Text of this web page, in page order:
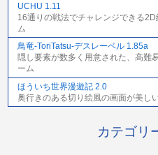
UCHU 1.11
16通りの戦法でチャレンジできる
ム
鳥竜-ToriTatsu-デスレーベル 1.85a
隠し要素が数多く用意された、高難
ーム
ほういち世界漫遊記 2.0
奥行きのある切り絵風の画面が美し
カテゴリ